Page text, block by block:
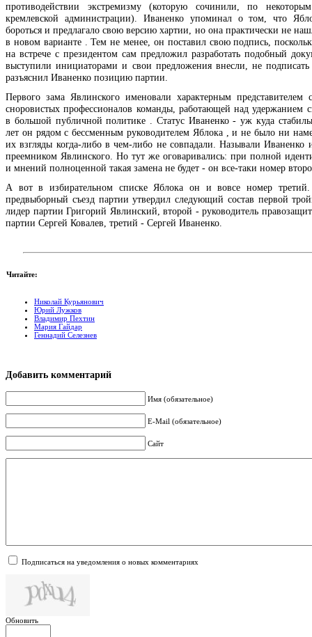
противодействии экстремизму (которую сочинили, по
кремлевской администрации). Иваненко упоминал о том, что
бороться и предлагало свою версию хартии, но она практически не
в новом варианте . Тем не менее, он поставил свою подпись,
на встрече с президентом сам предложил разработать подобный
выступили инициаторами и свои предложения внесли, не
разъяснил Иваненко позицию партии.
Первого зама Явлинского именовали характерным представителем
сноровистых профессионалов команды, работающей над удержанием
в большой публичной политике . Статус Иваненко - уж куда
лет он рядом с бессменным руководителем Яблока , и не было ни
их взгляды когда-либо в чем-либо не совпадали. Называли
преемником Явлинского. Но тут же оговаривались: при полной
и мнений полноценной такая замена не будет - он все-таки номер
А вот в избирательном списке Яблока он и вовсе номер третий.
предвыборный съезд партии утвердил следующий состав первой
лидер партии Григорий Явлинский, второй - руководитель
партии Сергей Ковалев, третий - Сергей Иваненко.
Читайте:
Николай Курьянович
Юрий Лужков
Владимир Пехтин
Мария Гайдар
Геннадий Селезнев
Добавить комментарий
Имя (обязательное)
E-Mail (обязательное)
Сайт
Подписаться на уведомления о новых комментариях
Обновить